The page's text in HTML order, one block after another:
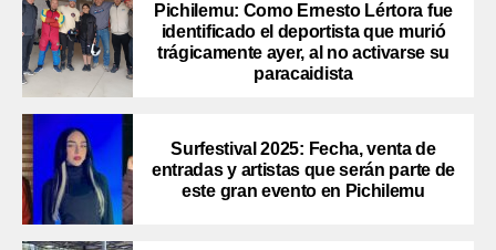
Pichilemu: Como Ernesto Lértora fue
identificado el deportista que murió
trágicamente ayer, al no activarse su
paracaidista
Surfestival 2025: Fecha, venta de
entradas y artistas que serán parte de
este gran evento en Pichilemu